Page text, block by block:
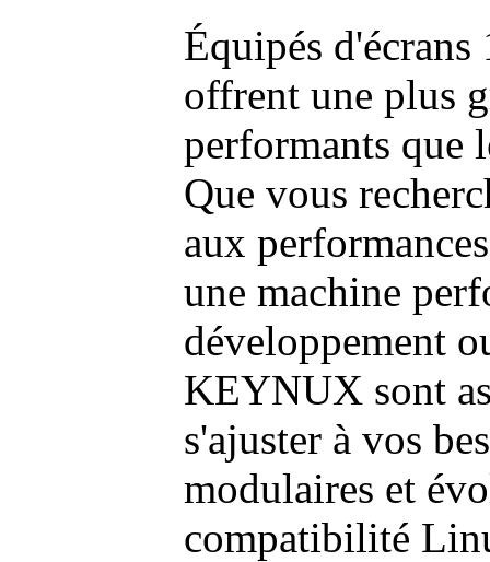
Équipés
offrent une plus
performants que
Que vous
aux
une machine
développement
KEYNUX sont
s'ajuster à vos
modulaires et
compatibilité